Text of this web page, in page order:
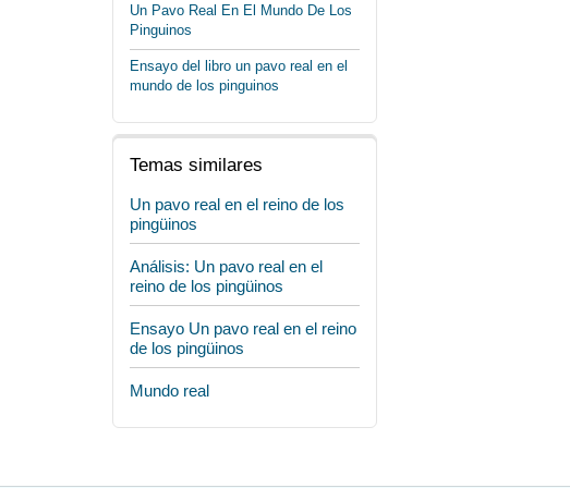
Un Pavo Real En El Mundo De Los
Pinguinos
Ensayo del libro un pavo real en el
mundo de los pinguinos
Temas similares
Un pavo real en el reino de los
pingüinos
Análisis: Un pavo real en el
reino de los pingüinos
Ensayo Un pavo real en el reino
de los pingüinos
Mundo real